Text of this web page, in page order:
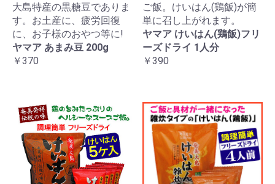
大島特産の黒糖豆でありま
す。お土産に、疲労回復
に、お子様のおやつ等に!
ヤマア あまみ豆 200g
￥370
ご飯。けいはん(鶏飯)が簡
単に召し上がれます。
ヤマア けいはん(鶏飯)フリ
ーズドライ 1人分
￥390